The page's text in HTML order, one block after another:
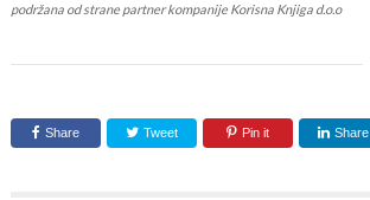
podržana od strane partner kompanije Korisna Knjiga d.o.o
Share Tweet Pin it Share